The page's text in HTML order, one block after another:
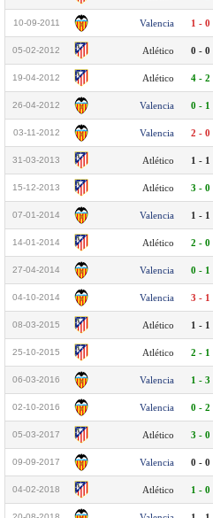
10-09-2011 Valencia 1 - 0
05-02-2012 Atlético 0 - 0
19-04-2012 Atlético 4 - 2
26-04-2012 Valencia 0 - 1
03-11-2012 Valencia 2 - 0
31-03-2013 Atlético 1 - 1
15-12-2013 Atlético 3 - 0
07-01-2014 Valencia 1 - 1
14-01-2014 Atlético 2 - 0
27-04-2014 Valencia 0 - 1
04-10-2014 Valencia 3 - 1
08-03-2015 Atlético 1 - 1
25-10-2015 Atlético 2 - 1
06-03-2016 Valencia 1 - 3
02-10-2016 Valencia 0 - 2
05-03-2017 Atlético 3 - 0
09-09-2017 Valencia 0 - 0
04-02-2018 Atlético 1 - 0